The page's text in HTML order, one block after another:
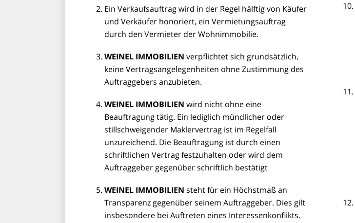
Ein Verkaufsauftrag wird in der Regel hälftig von Käufer
und Verkäufer honoriert, ein Vermietungsauftrag
durch den Vermieter der Wohnimmobilie.
WEINEL IMMOBILIEN verpflichtet sich grundsätzlich,
keine Vertragsangelegenheiten ohne Zustimmung des
Auftraggebers anzubieten.
WEINEL IMMOBILIEN wird nicht ohne eine
Beauftragung tätig. Ein lediglich mündlicher oder
stillschweigender Maklervertrag ist im Regelfall
unzureichend. Die Beauftragung ist durch einen
schriftlichen Vertrag festzuhalten oder wird dem
Auftraggeber gegenüber schriftlich bestätigt
WEINEL IMMOBILIEN steht für ein Höchstmaß an
Transparenz gegenüber seinem Auftraggeber. Dies gilt
insbesondere bei Auftreten eines Interessenkonflikts.